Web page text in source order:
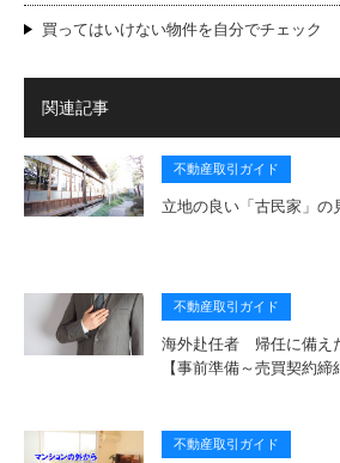
買ってはいけない物件を自分でチェック
関連記事
不動産取引ガイド
立地の良い「古民家」の
不動産取引ガイド
海外赴任者 帰任に備
【事前準備～売買契約
不動産取引ガイド